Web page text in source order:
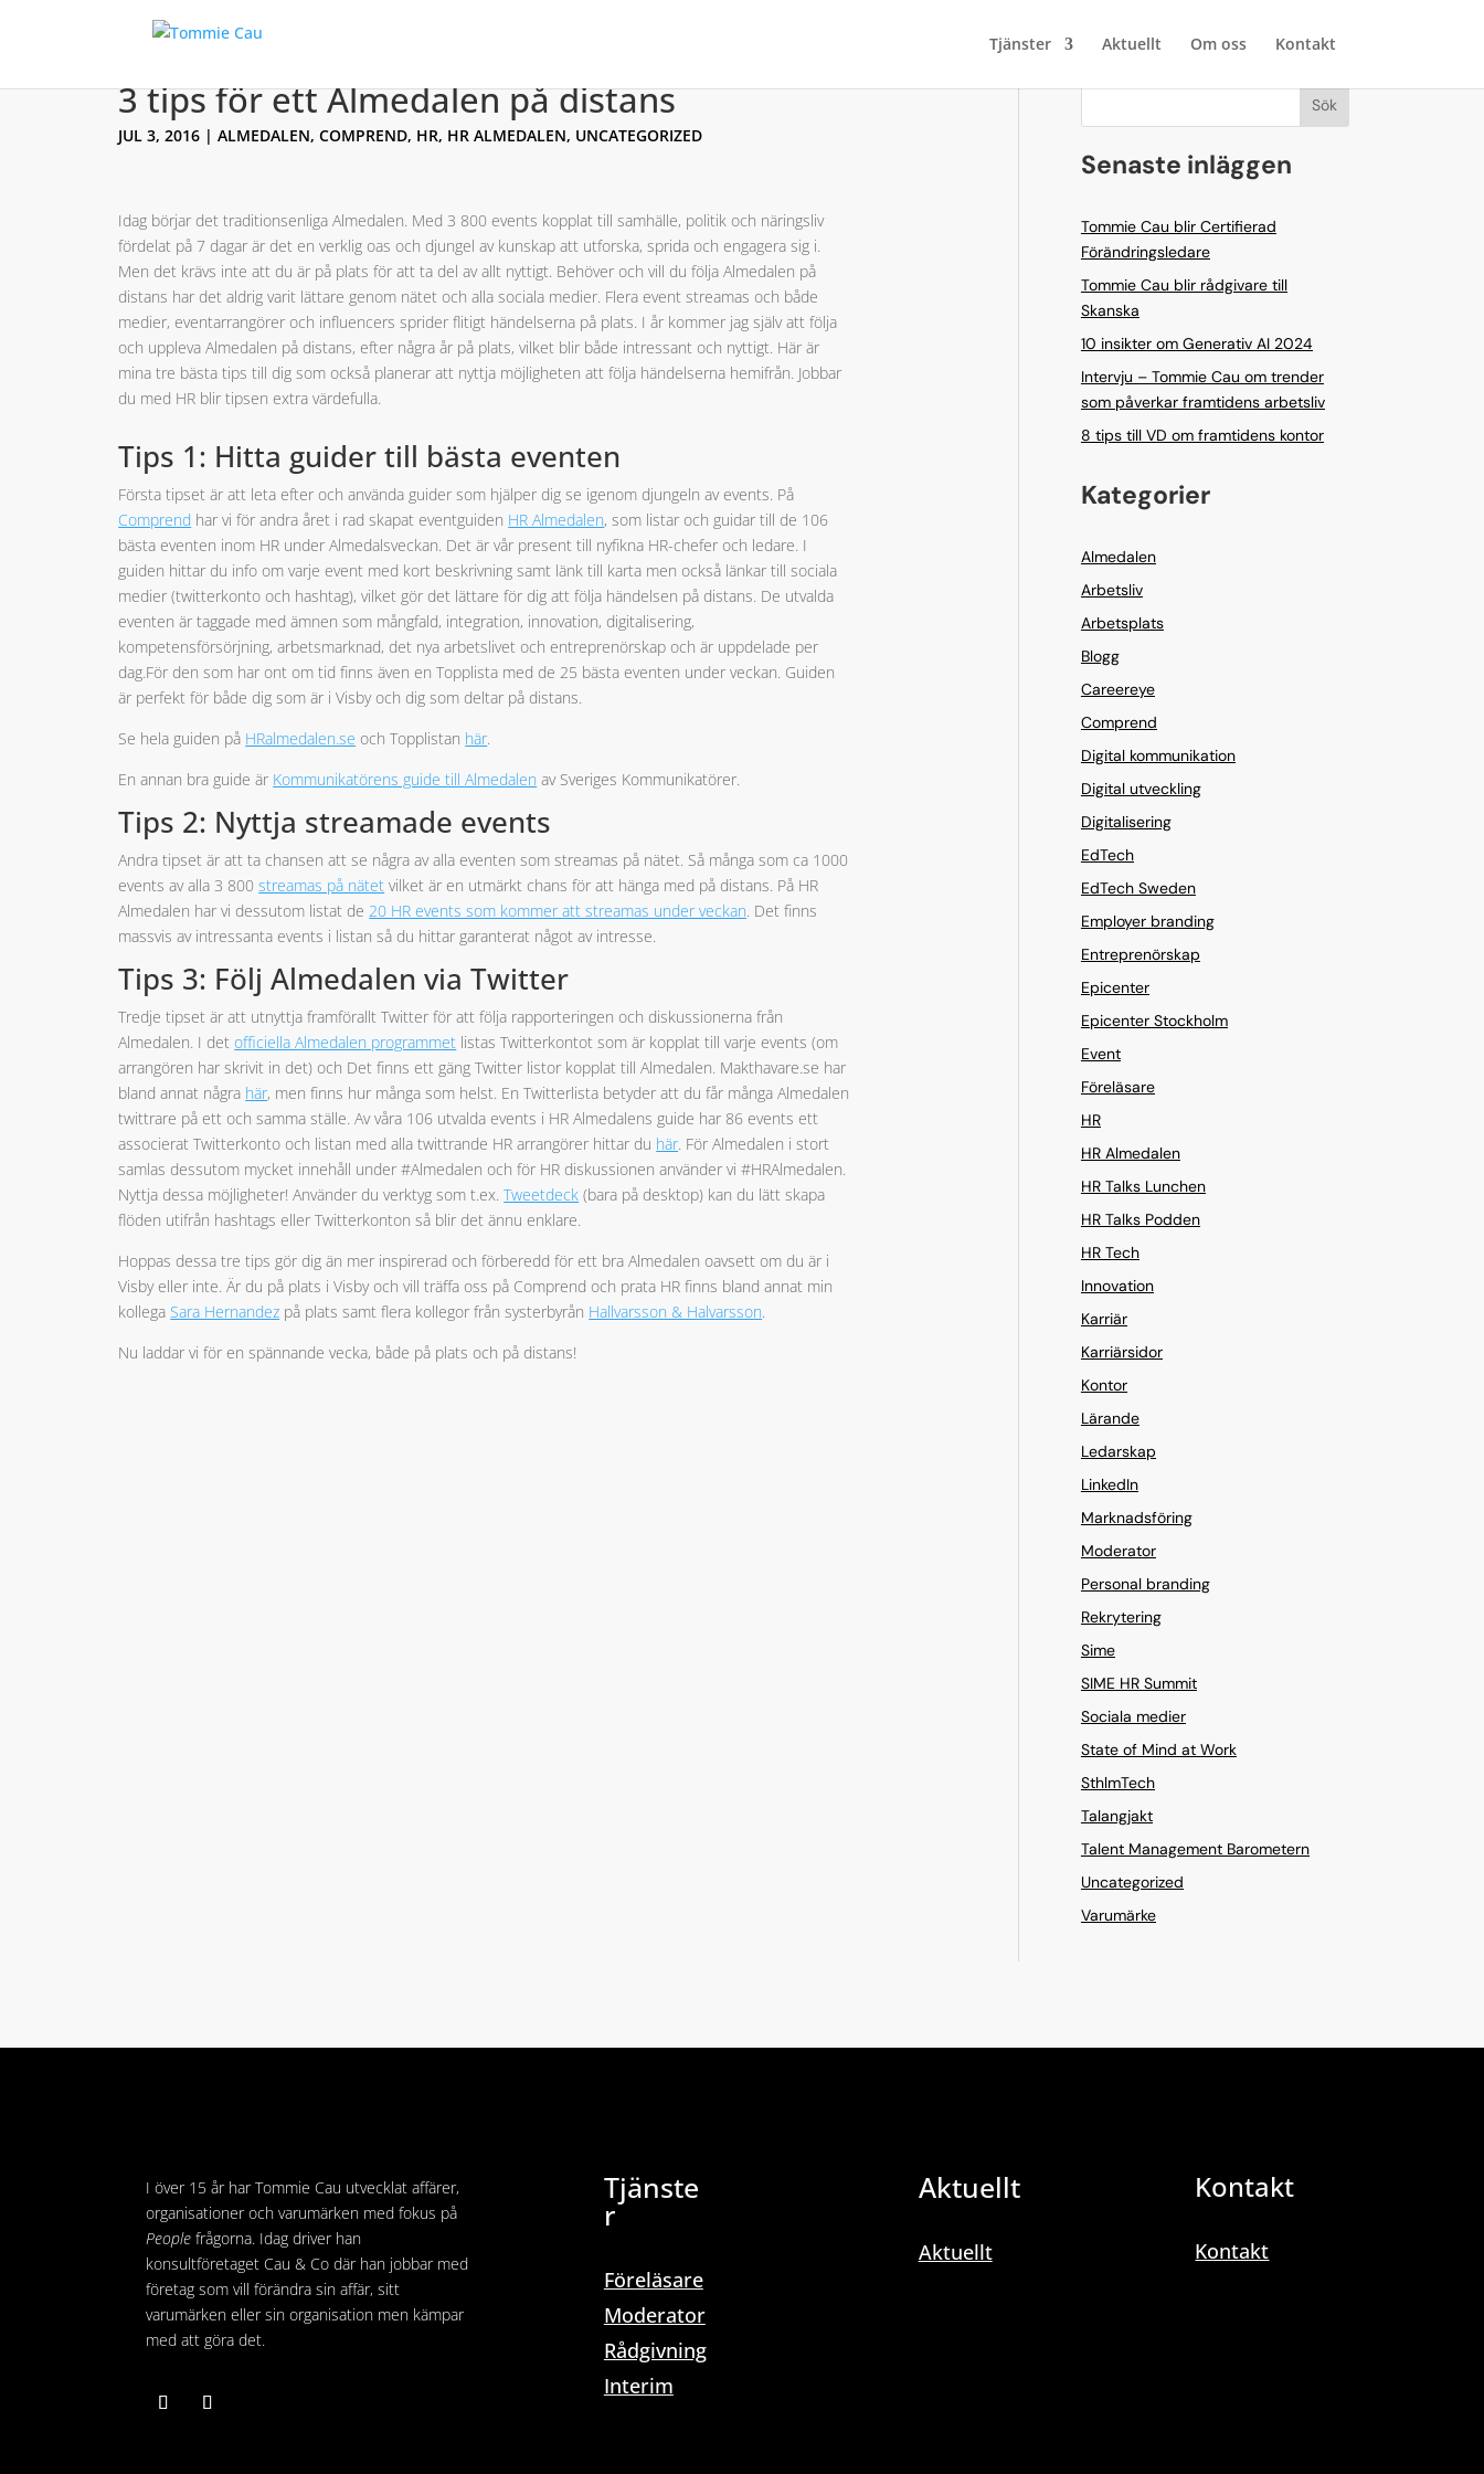
Tjänster Aktuellt Om oss Kontakt
3 tips för ett Almedalen på distans
JUL 3, 2016 |ALMEDALEN,COMPREND, HR, HR ALMEDALEN, UNCATEGORIZED
Idag börjar det traditionsenliga Almedalen. Med 3 800 events kopplat till samhälle, politik och näringsliv
fördelat på 7 dagar är det en verklig oas och djungel av kunskap att utforska, sprida och engagera sig i.
Men det krävs inte att du är på plats för att ta del av allt nyttigt. Behöver och vill du följa Almedalen på
distans har det aldrig varit lättare genom nätet och alla sociala medier. Flera event streamas och både
medier, eventarrangörer och influencers sprider flitigt händelserna på plats. I år kommer jag själv att följa
och uppleva Almedalen på distans, efter några år på plats, vilket blir både intressant och nyttigt. Här är
mina tre bästa tips till dig som också planerar att nyttja möjligheten att följa händelserna hemifrån. Jobbar
du med HR blir tipsen extra värdefulla.
Tips 1: Hitta guider till bästa eventen
Första tipset är att leta efter och använda guider som hjälper dig se igenom djungeln av events. På
Comprend har vi för andra året i rad skapat eventguiden HR Almedalen, som listar och guidar till de 106
bästa eventen inom HR under Almedalsveckan. Det är vår present till nyfikna HR-chefer och ledare. I
guiden hittar du info om varje event med kort beskrivning samt länk till karta men också länkar till sociala
medier (twitterkonto och hashtag), vilket gör det lättare för dig att följa händelsen på distans. De utvalda
eventen är taggade med ämnen som mångfald, integration, innovation, digitalisering,
kompetensförsörjning, arbetsmarknad, det nya arbetslivet och entreprenörskap och är uppdelade per
dag.För den som har ont om tid finns även en Topplista med de 25 bästa eventen under veckan. Guiden
är perfekt för både dig som är i Visby och dig som deltar på distans.
Se hela guiden på HRalmedalen.se och Topplistan här.
En annan bra guide är Kommunikatörens guide till Almedalen av Sveriges Kommunikatörer.
Tips 2: Nyttja streamade events
Andra tipset är att ta chansen att se några av alla eventen som streamas på nätet. Så många som ca 1000
events av alla 3 800streamas på nätet vilket är en utmärkt chans för att hänga med på distans. På HR
Almedalen har vi dessutom listat de20 HR events som kommer att streamas under veckan. Det finns
massvis av intressanta events i listan så du hittar garanterat något av intresse.
Tips 3: Följ Almedalen via Twitter
Tredje tipset är att utnyttja framförallt Twitter för att följa rapporteringen och diskussionerna från
Almedalen. I detofficiella Almedalen programmet listas Twitterkontot som är kopplat till varje events (om
arrangören har skrivit in det) och Det finns ett gäng Twitter listor kopplat till Almedalen. Makthavare.se har
bland annat några här, men finns hur många som helst. En Twitterlista betyder att du får många Almedalen
twittrare på ett och samma ställe. Av våra 106 utvalda events i HR Almedalens guide har 86 events ett
associerat Twitterkonto och listan med alla twittrande HR arrangörer hittar du här. För Almedalen i stort
samlas dessutom mycket innehåll under #Almedalen och för HR diskussionen använder vi #HRAlmedalen.
Nyttja dessa möjligheter! Använder du verktyg som t.ex.Tweetdeck (bara på desktop) kan du lätt skapa
flöden utifrån hashtags eller Twitterkonton så blir det ännu enklare.
Hoppas dessa tre tips gör dig än mer inspirerad och förberedd för ett bra Almedalen oavsett om du är i
Visby eller inte. Är du på plats i Visby och vill träffa oss på Comprend och prata HR finns bland annat min
kollegaSara Hernandez på plats samt flera kollegor från systerbyrån Hallvarsson & Halvarsson.
Nu laddar vi för en spännande vecka, både på plats och på distans!
Sök
Senaste inläggen
Tommie Cau blir Certifierad
Förändringsledare
Tommie Cau blir rådgivare till
Skanska
10 insikter om Generativ AI 2024
Intervju – Tommie Cau om trender
som påverkar framtidens arbetsliv
8 tips till VD om framtidens kontor
Kategorier
Almedalen
Arbetsliv
Arbetsplats
Blogg
Careereye
Comprend
Digital kommunikation
Digital utveckling
Digitalisering
EdTech
EdTech Sweden
Employer branding
Entreprenörskap
Epicenter
Epicenter Stockholm
Event
Föreläsare
HR
HR Almedalen
HR Talks Lunchen
HR Talks Podden
HR Tech
Innovation
Karriär
Karriärsidor
Kontor
Lärande
Ledarskap
LinkedIn
Marknadsföring
Moderator
Personal branding
Rekrytering
Sime
SIME HR Summit
Sociala medier
State of Mind at Work
SthlmTech
Talangjakt
Talent Management Barometern
Uncategorized
Varumärke
I över 15 år har Tommie Cau utvecklat affärer,
organisationer och varumärken med fokus på
People frågorna. Idag driver han
konsultföretaget Cau & Co där han jobbar med
företag som vill förändra sin affär, sitt
varumärken eller sin organisation men kämpar
med att göra det.
Tjänste
r
Föreläsare
Moderator
Rådgivning
Interim
Aktuellt
Aktuellt
Kontakt
Kontakt